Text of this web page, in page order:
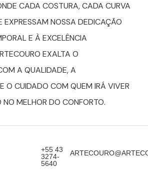
CADA COSTURA, CADA CURVA
EXPRESSAM NOSSA DEDICAÇÃO
E À EXCELÊNCIA
EXALTA O
A QUALIDADE, A
O CUIDADO COM QUEM IRÁ VIVER
MELHOR DO CONFORTO.
+55 43
3274-
5640